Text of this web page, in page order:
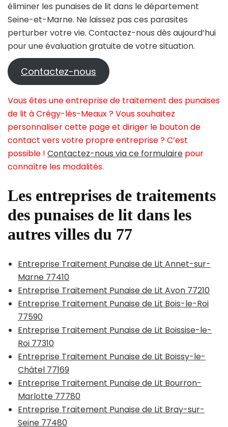
éliminer les punaises de lit dans le département
Seine-et-Marne. Ne laissez pas ces parasites
perturber votre vie. Contactez-nous dès aujourd’hui
pour une évaluation gratuite de votre situation.
Contactez-nous
Vous êtes une entreprise de traitement des punaises
de lit à Crégy-lès-Meaux ? Vous souhaitez
personnaliser cette page et diriger le bouton de
contact vers votre propre entreprise ? C’est
possible ! Contactez-nous via ce formulaire pour
connaître les modalités.
Les entreprises de traitements
des punaises de lit dans les
autres villes du 77
Entreprise Traitement Punaise de Lit Annet-sur-
Marne 77410
Entreprise Traitement Punaise de Lit Avon 77210
Entreprise Traitement Punaise de Lit Bois-le-Roi
77590
Entreprise Traitement Punaise de Lit Boissise-le-
Roi 77310
Entreprise Traitement Punaise de Lit Boissy-le-
Châtel 77169
Entreprise Traitement Punaise de Lit Bourron-
Marlotte 77780
Entreprise Traitement Punaise de Lit Bray-sur-
Seine 77480